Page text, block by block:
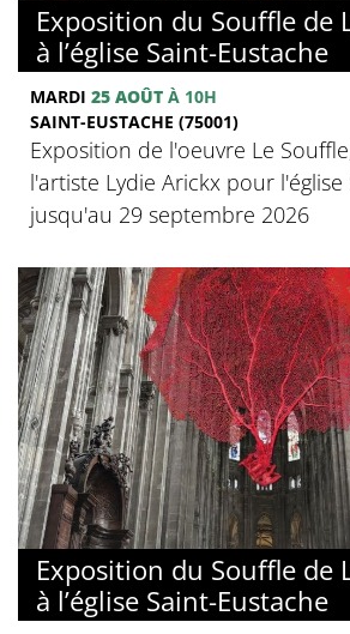
Exposition du Souffle de
à l’église Saint-Eustache
MARDI 25 AOÛT À 10H
SAINT-EUSTACHE (75001)
Exposition de l'oeuvre Le
l'artiste Lydie Arickx pour l'église
jusqu'au 29 septembre 2026
Exposition du Souffle de
à l’église Saint-Eustache